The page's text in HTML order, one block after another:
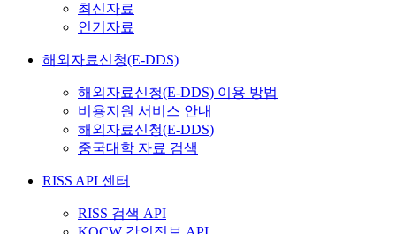
최신자료
인기자료
해외자료신청(E-DDS)
해외자료신청(E-DDS) 이용 방법
비용지원 서비스 안내
해외자료신청(E-DDS)
중국대학 자료 검색
RISS API 센터
RISS 검색 API